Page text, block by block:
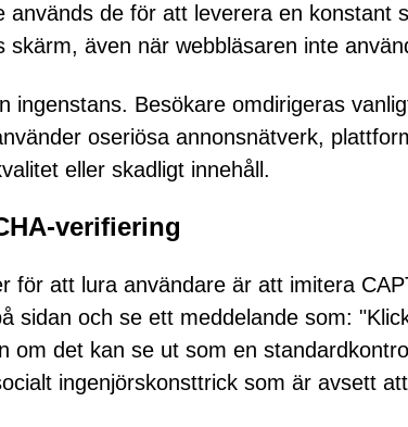
används de för att leverera en konstant
även när webbläsaren inte
Besökare omdirigeras
oseriösa annonsnätverk,
eller skadligt innehåll.
verifiering
för att lura användare är att imitera
sidan och se ett meddelande som:
om det kan se ut som en
ingenjörskonsttrick som är avsett